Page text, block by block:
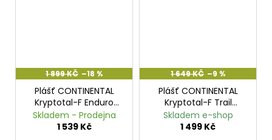
1 899 KČ –18 %
Plášť CONTINENTAL
Kryptotal-F Enduro
Soft - 29x2.4
Skladem - Prodejna
1 539 Kč
1 649 KČ –9 %
Plášť CONTINENTAL
Kryptotal-F Trail
Endurance - 27.5x2.4
Skladem e-shop
1 499 Kč